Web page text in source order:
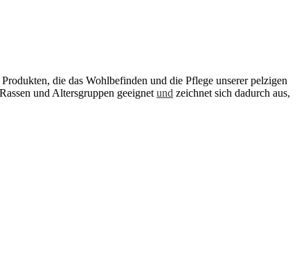
die das Wohlbefinden und die Pflege unserer pelzigen
und Altersgruppen geeignet und zeichnet sich dadurch aus,